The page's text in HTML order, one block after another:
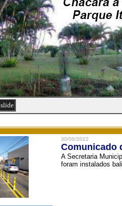
slide
30/06/2022
Comunicado
A Secretaria
foram instalados